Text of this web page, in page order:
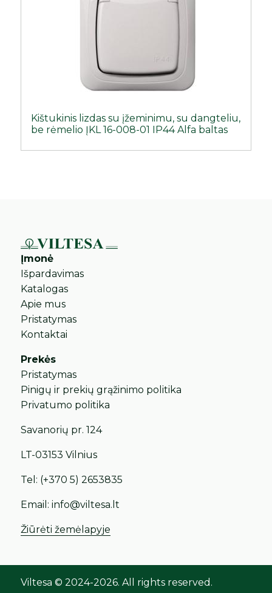
Kištukinis lizdas su įžeminimu, su dangteliu,
be rėmelio ĮKL 16-008-01 IP44 Alfa baltas
Įmonė
Išpardavimas
Katalogas
Apie mus
Pristatymas
Kontaktai
Prekės
Pristatymas
Pinigų ir prekių grąžinimo politika
Privatumo politika
Savanorių pr. 124
LT-03153 Vilnius
Tel: (+370 5) 2653835
Email:info@viltesa.lt
Žiūrėti žemėlapyje
Viltesa © 2024-2026. All rights reserved.